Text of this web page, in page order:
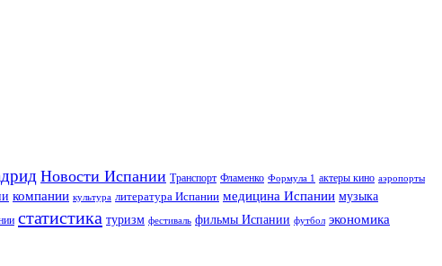
Новости Испании Транспорт Фламенко Формула 1 актеры кино аэропорты
компании культура литература Испании медицина Испании музыка
статистика туризм фестиваль фильмы Испании футбол экономика